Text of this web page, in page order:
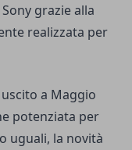
grazie alla
realizzata per
a Maggio
potenziata per
uguali, la novità